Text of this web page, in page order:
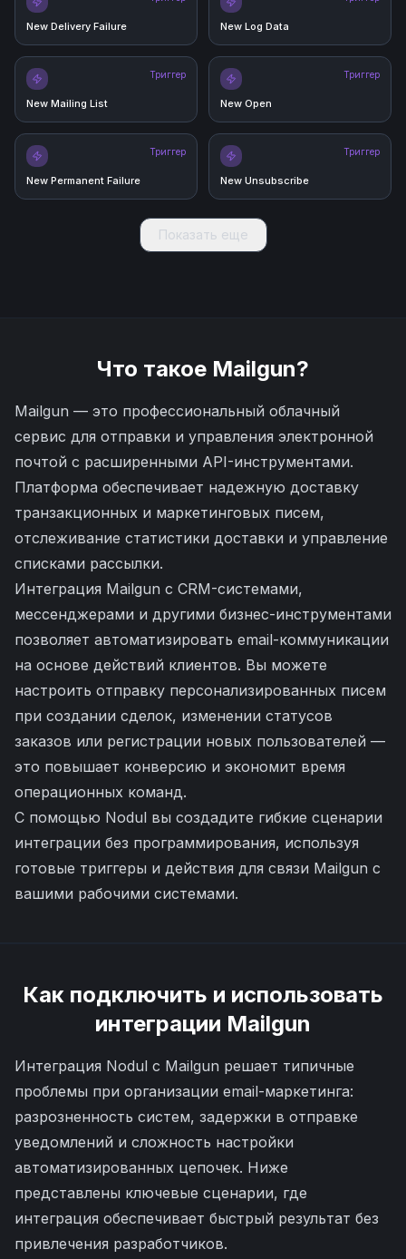
New Delivery Failure New Log Data
Триггер
New Mailing List
Триггер
New Open
Триггер
New Permanent Failure
Триггер
New Unsubscribe
Показать еще
Что такое Mailgun?
Mailgun — это профессиональный облачный
сервис для отправки и управления электронной
почтой с расширенными API-инструментами.
Платформа обеспечивает надежную доставку
транзакционных и маркетинговых писем,
отслеживание статистики доставки и управление
списками рассылки.
Интеграция Mailgun с CRM-системами,
мессенджерами и другими бизнес-инструментами
позволяет автоматизировать email-коммуникации
на основе действий клиентов. Вы можете
настроить отправку персонализированных писем
при создании сделок, изменении статусов
заказов или регистрации новых пользователей —
это повышает конверсию и экономит время
операционных команд.
С помощью Nodul вы создадите гибкие сценарии
интеграции без программирования, используя
готовые триггеры и действия для связи Mailgun с
вашими рабочими системами.
Как подключить и использовать
интеграции Mailgun
Интеграция Nodul с Mailgun решает типичные
проблемы при организации email-маркетинга:
разрозненность систем, задержки в отправке
уведомлений и сложность настройки
автоматизированных цепочек. Ниже
представлены ключевые сценарии, где
интеграция обеспечивает быстрый результат без
привлечения разработчиков.